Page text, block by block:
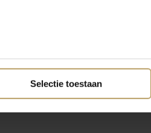
Selectie toestaan